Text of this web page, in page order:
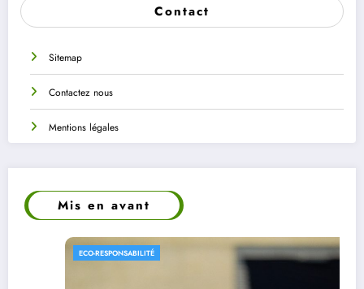
Contact
Sitemap
Contactez nous
Mentions légales
Mis en avant